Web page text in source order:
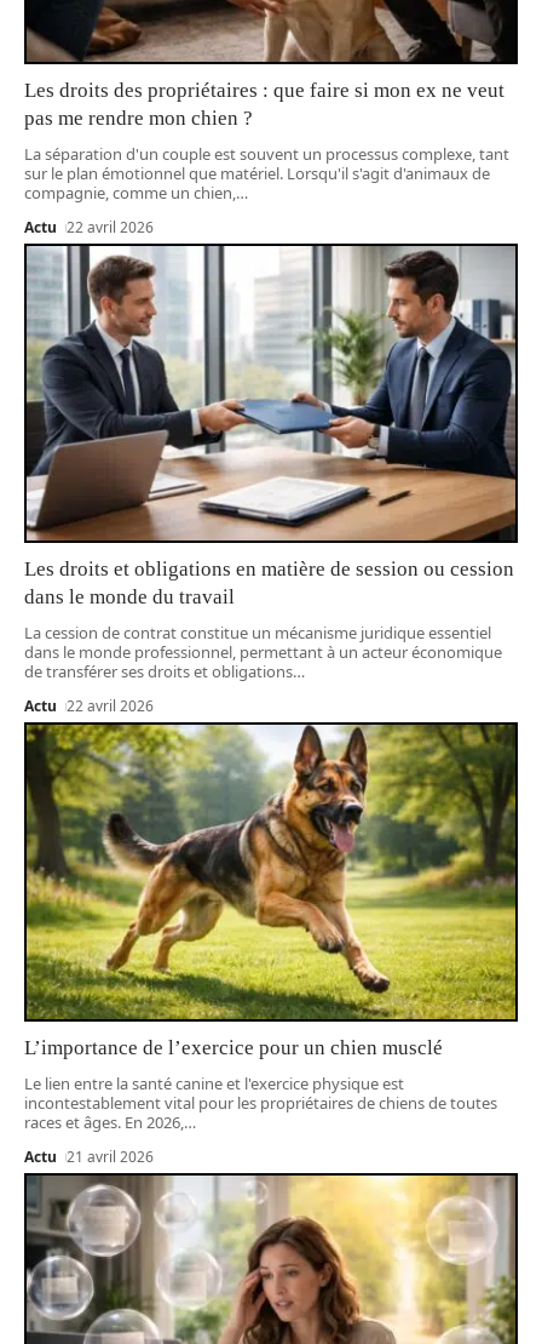
Les droits des propriétaires : que faire si mon ex ne veut
pas me rendre mon chien ?
La séparation d'un couple est souvent un processus complexe, tant
sur le plan émotionnel que matériel. Lorsqu'il s'agit d'animaux de
compagnie, comme un chien,…
Actu 22 avril 2026
Les droits et obligations en matière de session ou cession
dans le monde du travail
La cession de contrat constitue un mécanisme juridique essentiel
dans le monde professionnel, permettant à un acteur économique
de transférer ses droits et obligations…
Actu 22 avril 2026
L’importance de l’exercice pour un chien musclé
Le lien entre la santé canine et l'exercice physique est
incontestablement vital pour les propriétaires de chiens de toutes
races et âges. En 2026, …
Actu 21 avril 2026